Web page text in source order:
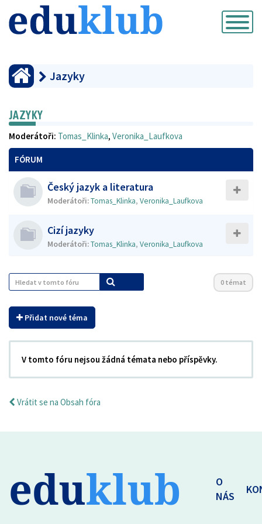
Přepnout
navigaci
Jazyky
JAZYKY
Moderátoři: Tomas_Klinka, Veronika_Laufkova
FÓRUM
Český jazyk a literatura
Moderátoři:Tomas_Klinka, Veronika_Laufkova
Cizí jazyky
Moderátoři:Tomas_Klinka, Veronika_Laufkova
0 témat
Přidat nové téma
V tomto fóru nejsou žádná témata nebo příspěvky.
Vrátit se na Obsah fóra
eduklub
O
NÁS